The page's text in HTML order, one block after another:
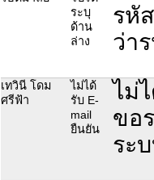
ระบุ
ด้าน
ล่าง
รหั
ว่า
เทวินี โดม
ศรีฟ้า
ไม่ได้
รับ E-
mail
ยืนยัน
ไม่
ขอ
ระ